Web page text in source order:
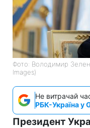
Фото: Володимир
Images)
Не витрачай
РБК-Україна у
Президент